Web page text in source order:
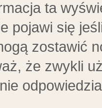
ta
pojawi się
zostawić
że zwykli